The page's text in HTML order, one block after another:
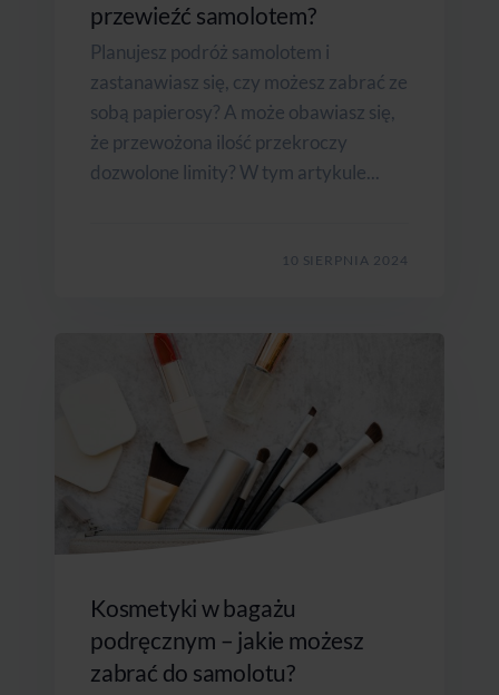
przewieźć samolotem?
Planujesz podróż samolotem i
zastanawiasz się, czy możesz zabrać ze
sobą papierosy? A może obawiasz się,
że przewożona ilość przekroczy
dozwolone limity? W tym artykule...
10 SIERPNIA 2024
Kosmetyki w bagażu
podręcznym – jakie możesz
zabrać do samolotu?